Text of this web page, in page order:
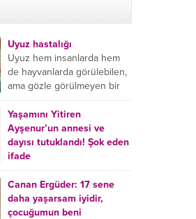
Uyuz hastalığı
Uyuz hem insanlarda hem
de hayvanlarda görülebilen,
ama gözle görülmeyen bir
tür mikroplu böcek
hastalığıdır. Uyuz hastalığı
(Urticaria), deride veya...
Yaşamını Yitiren
Ayşenur’un annesi ve
dayısı tutuklandı! Şok eden
ifade
Burdur’da yatağında ölü
bulunan Ayşenur Kazık’ın (2)
annesi Kader Karadeniz (23)
ile dayısı Hızır Tunç
Canan Ergüder: 17 sene
daha yaşarsam iyidir,
çocuğumun beni